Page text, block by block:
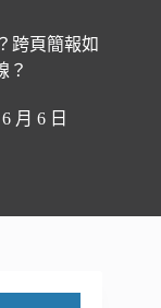
跨頁簡報如
？
月 6 日